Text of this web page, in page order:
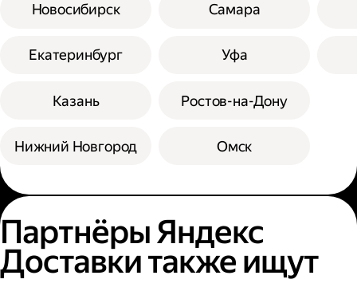
Новосибирск
Екатеринбург
Казань
Нижний Новгород
Самара
Уфа
Ростов-на-Дону
Омск
Партнёры Яндекс
Доставки также ищут